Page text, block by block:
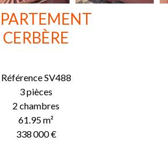
CERBÈRE
RéférenceSV488
3 pièces
2 chambres
61.95m²
338 000 €